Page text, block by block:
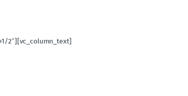
2″][vc_column_text]